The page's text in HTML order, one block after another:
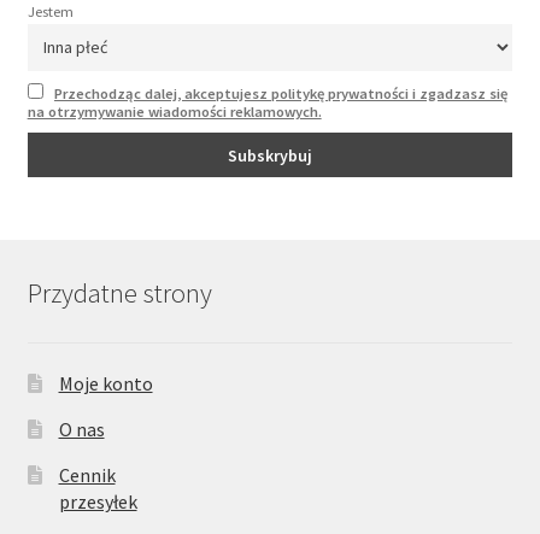
Jestem
Przechodząc dalej, akceptujesz politykę prywatności i zgadzasz się
na otrzymywanie wiadomości reklamowych.
Przydatne strony
Moje konto
O nas
Cennik
przesyłek